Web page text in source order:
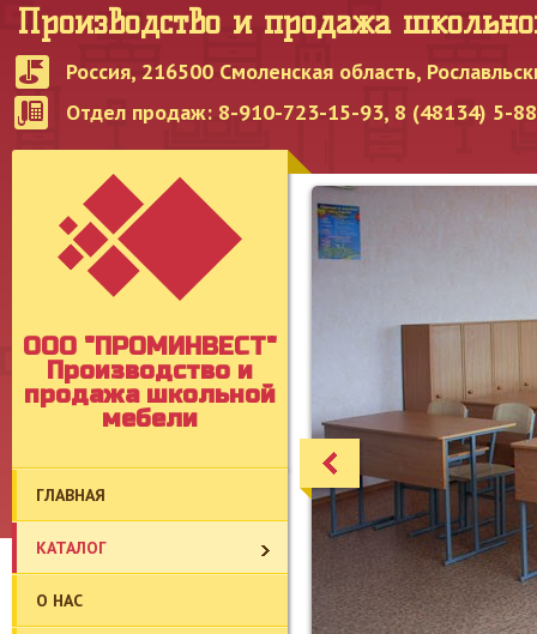
Россия, 216500 Смоленская область,
Отдел продаж: 8-910-723-15-93, 8 (48134) 5-
Производство и продажа
OOO "ПРОМИНВЕСТ"
Производство и
продажа школьной
мебели
ГЛАВНАЯ
КАТАЛОГ
О НАС